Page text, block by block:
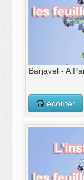
Barjavel - A
ecouter